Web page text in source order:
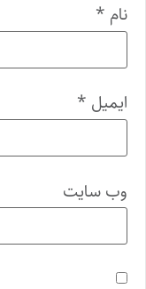
نام *
ایمیل *
وب‌ سایت